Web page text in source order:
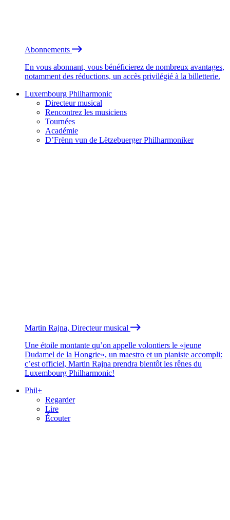
Abonnements
En vous abonnant, vous bénéficierez de nombreux avantages,
notamment des réductions, un accès privilégié à la billetterie.
Luxembourg Philharmonic
Directeur musical
Rencontrez les musiciens
Tournées
Académie
D’Frënn vun de Lëtzebuerger Philharmoniker
Martin Rajna, Directeur musical
Une étoile montante qu’on appelle volontiers le «jeune
Dudamel de la Hongrie», un maestro et un pianiste accompli:
c’est officiel, Martin Rajna prendra bientôt les rênes du
Luxembourg Philharmonic!
Phil+
Regarder
Lire
Écouter